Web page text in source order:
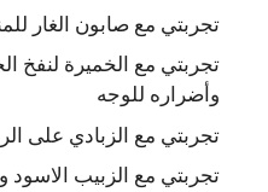
تجربتي مع صابون الغار
تجربتي مع الخميرة لنفخ
وأضراره للوجه
تجربتي مع الزبادي على
تجربتي مع الزبيب الاسود